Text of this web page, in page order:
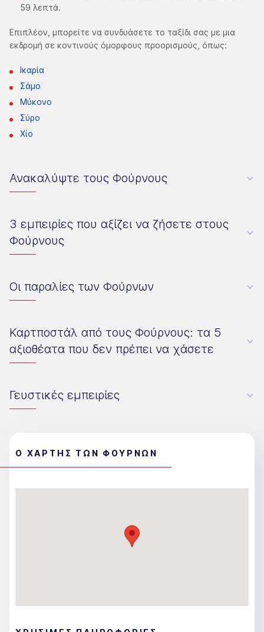
59 λεπτά.
Επιπλέον, μπορείτε να συνδυάσετε το ταξίδι σας με μια
εκδρομή σε κοντινούς όμορφους προορισμούς, όπως:
Ικαρία
Σάμο
Μύκονο
Σύρο
Χίο
Ανακαλύψτε τους Φούρνους
3 εμπειρίες που αξίζει να ζήσετε στους
Φούρνους
Οι παραλίες των Φούρνων
Καρτποστάλ από τους Φούρνους: τα 5
αξιοθέατα που δεν πρέπει να χάσετε
Γευστικές εμπειρίες
Ο ΧΑΡΤΗΣ ΤΩΝ ΦΟΥΡΝΩΝ